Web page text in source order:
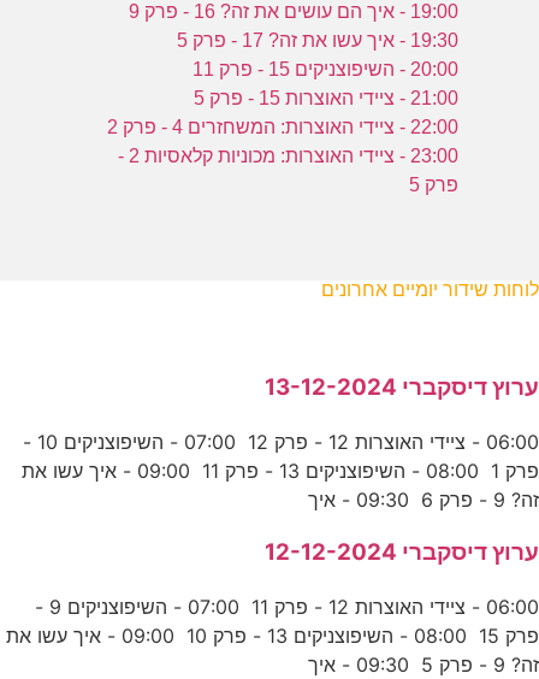
19:00 - איך הם עושים את זה? 16 - פרק 9
19:30 - איך עשו את זה? 17 - פרק 5
20:00 - השיפוצניקים 15 - פרק 11
21:00 - ציידי האוצרות 15 - פרק 5
22:00 - ציידי האוצרות: המשחזרים 4 - פרק 2
23:00 - ציידי האוצרות: מכוניות קלאסיות 2 -
פרק 5
לוחות שידור יומיים אחרונים
ערוץ דיסקברי 13-12-2024
06:00 - ציידי האוצרות 12 - פרק 12 07:00 - השיפוצניקים 10 -
פרק 1 08:00 - השיפוצניקים 13 - פרק 11 09:00 - איך עשו את
זה? 9 - פרק 6 09:30 - איך
ערוץ דיסקברי 12-12-2024
06:00 - ציידי האוצרות 12 - פרק 11 07:00 - השיפוצניקים 9 -
פרק 15 08:00 - השיפוצניקים 13 - פרק 10 09:00 - איך עשו את
זה? 9 - פרק 5 09:30 - איך